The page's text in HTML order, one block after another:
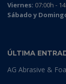
Viernes: 07:00h -
Sábado y
ÚLTIMA
AG Abrasive &